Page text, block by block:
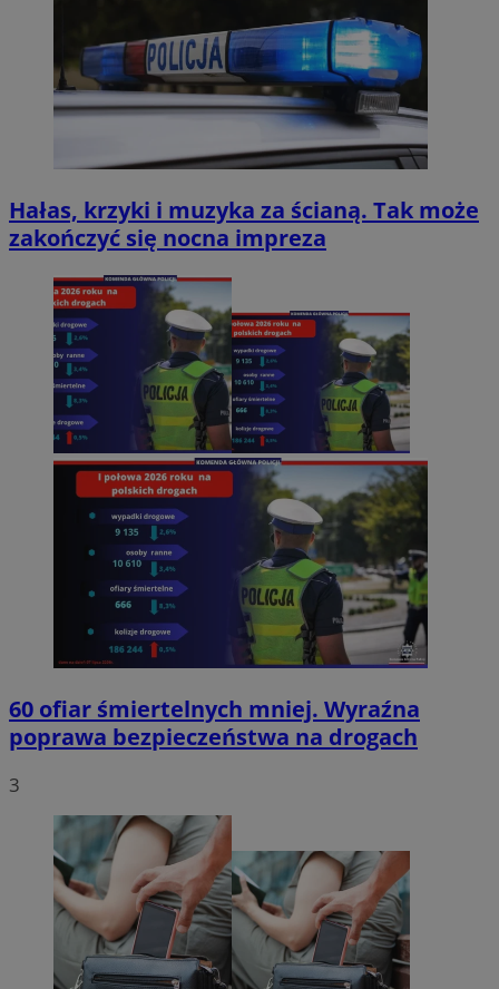
Hałas, krzyki i muzyka za ścianą. Tak może
zakończyć się nocna impreza
60 ofiar śmiertelnych mniej. Wyraźna
poprawa bezpieczeństwa na drogach
3